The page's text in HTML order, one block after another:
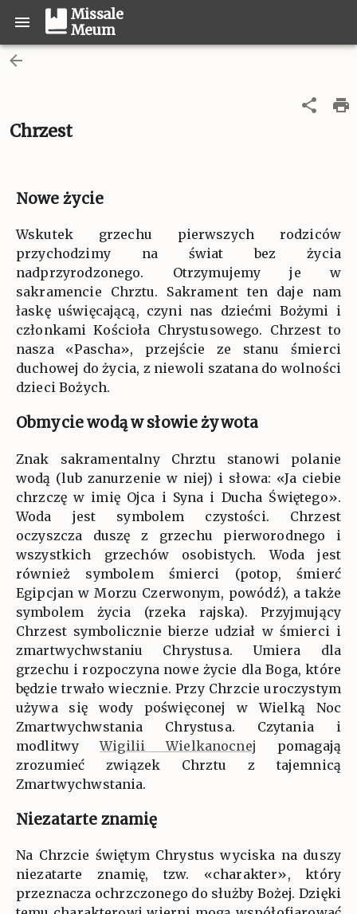
Missale
Meum
Chrzest
Nowe życie
Wskutek grzechu pierwszych rodziców
przychodzimy na świat bez życia
nadprzyrodzonego. Otrzymujemy je w
sakramencie Chrztu. Sakrament ten daje nam
łaskę uświęcającą, czyni nas dziećmi Bożymi i
członkami Kościoła Chrystusowego. Chrzest to
nasza «Pascha», przejście ze stanu śmierci
duchowej do życia, z niewoli szatana do wolności
dzieci Bożych.
Obmycie wodą w słowie żywota
Znak sakramentalny Chrztu stanowi polanie
wodą (lub zanurzenie w niej) i słowa: «Ja ciebie
chrzczę w imię Ojca i Syna i Ducha Świętego».
Woda jest symbolem czystości. Chrzest
oczyszcza duszę z grzechu pierworodnego i
wszystkich grzechów osobistych. Woda jest
również symbolem śmierci (potop, śmierć
Egipcjan w Morzu Czerwonym, powódź), a także
symbolem życia (rzeka rajska). Przyjmujący
Chrzest symbolicznie bierze udział w śmierci i
zmartwychwstaniu Chrystusa. Umiera dla
grzechu i rozpoczyna nowe życie dla Boga, które
będzie trwało wiecznie. Przy Chrzcie uroczystym
używa się wody poświęconej w Wielką Noc
Zmartwychwstania Chrystusa. Czytania i
modlitwyWigilii Wielkanocnej pomagają
zrozumieć związek Chrztu z tajemnicą
Zmartwychwstania.
Niezatarte znamię
Na Chrzcie świętym Chrystus wyciska na duszy
niezatarte znamię, tzw. «charakter», który
przeznacza ochrzczonego do służby Bożej. Dzięki